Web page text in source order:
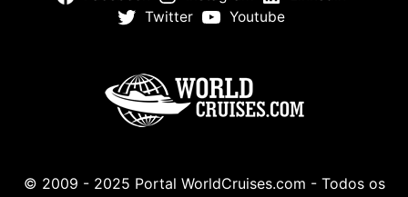
Twitter
Youtube
© 2009 - 2025 Portal WorldCruises.com - Todos os